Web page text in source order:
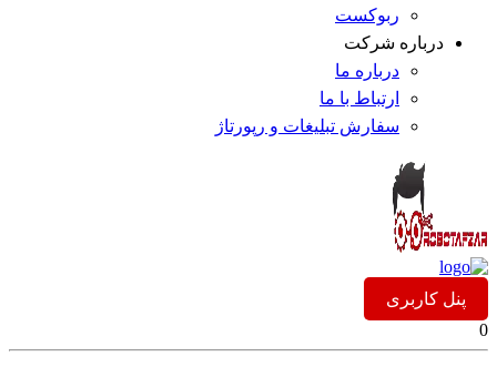
ربوکست
درباره شرکت
درباره ما
ارتباط با ما
سفارش تبلیغات و رپورتاژ
پنل کاربری
0